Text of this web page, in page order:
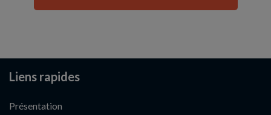
Liens rapides
Présentation